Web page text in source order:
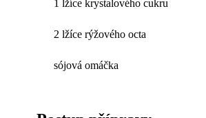
1 lžíce krystalového cukru
2 lžíce rýžového octa
sójová omáčka